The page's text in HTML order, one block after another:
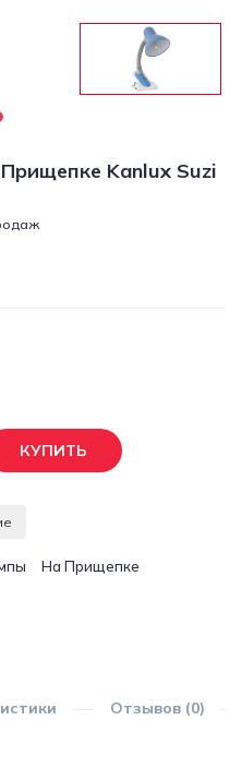
Kanlux Suzi
КУПИТЬ
На Прищепке
Отзывов (0)